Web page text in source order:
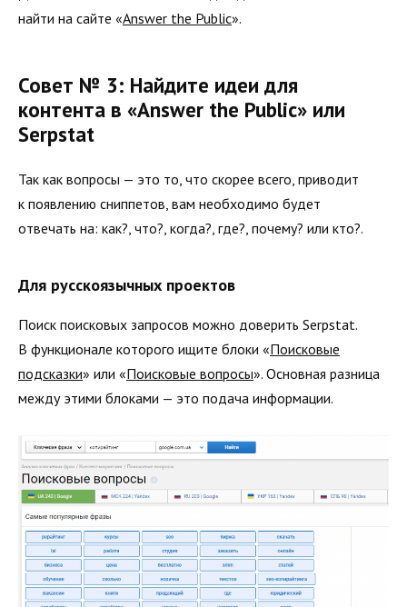
найти на сайте «Answer the Public».
Совет № 3: Найдите идеи для
контента в «Answer the Public» или
Serpstat
Так как вопросы — это то, что скорее всего, приводит
к появлению сниппетов, вам необходимо будет
отвечать на: как?, что?, когда?, где?, почему? или кто?.
Для русскоязычных проектов
Поиск поисковых запросов можно доверить Serpstat.
В функционале которого ищите блоки «Поисковые
подсказки» или «Поисковые вопросы». Основная разница
между этими блоками — это подача информации.